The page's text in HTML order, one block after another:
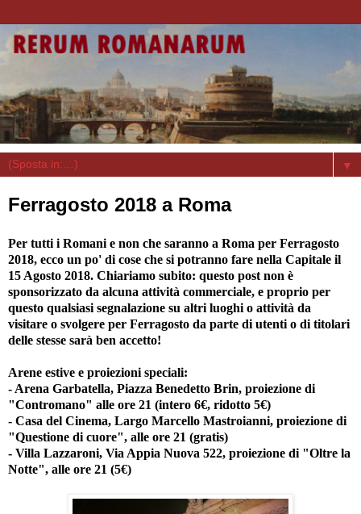
▼
Ferragosto 2018 a Roma
Per tutti i Romani e non che saranno a Roma per Ferragosto
2018, ecco un po' di cose che si potranno fare nella Capitale il
15 Agosto 2018. Chiariamo subito: questo post non è
sponsorizzato da alcuna attività commerciale, e proprio per
questo qualsiasi segnalazione su altri luoghi o attività da
visitare o svolgere per Ferragosto da parte di utenti o di titolari
delle stesse sarà ben accetto!
Arene estive e proiezioni speciali:
- Arena Garbatella, Piazza Benedetto Brin, proiezione di
"Contromano" alle ore 21 (intero 6€, ridotto 5€)
- Casa del Cinema, Largo Marcello Mastroianni, proiezione di
"Questione di cuore", alle ore 21 (gratis)
- Villa Lazzaroni, Via Appia Nuova 522, proiezione di "Oltre la
Notte", alle ore 21 (5€)